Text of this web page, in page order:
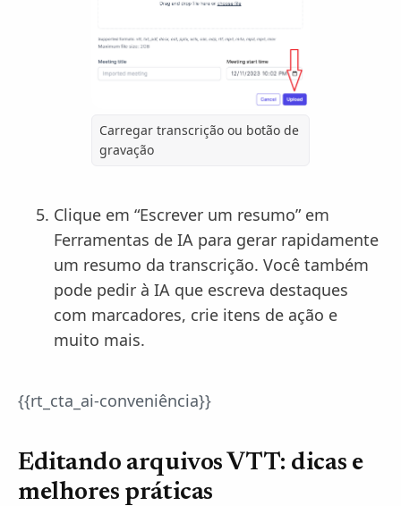
Carregar transcrição ou botão de
gravação
Clique em “Escrever um resumo” em
Ferramentas de IA para gerar rapidamente
um resumo da transcrição. Você também
pode pedir à IA que escreva destaques
com marcadores, crie itens de ação e
muito mais.
{{rt_cta_ai-conveniência}}
Editando arquivos VTT: dicas e
melhores práticas